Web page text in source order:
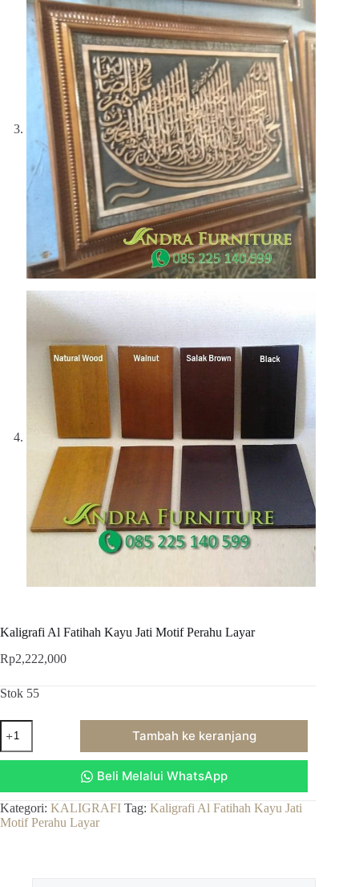
Kaligrafi Al Fatihah Kayu Jati Motif Perahu Layar
Rp2,222,000
Stok 55
Kuantitas
Kaligrafi
Al
Jati
Motif
Perahu
Tambah ke keranjang
Beli Melalui WhatsApp
Kategori: KALIGRAFI Tag: Kaligrafi Al Fatihah Kayu Jati
Motif Perahu Layar